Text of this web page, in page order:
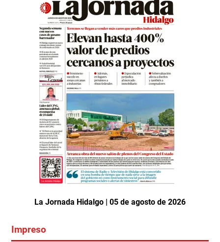
La Jornada Hidalgo | 05 de agosto de 2026
Impreso